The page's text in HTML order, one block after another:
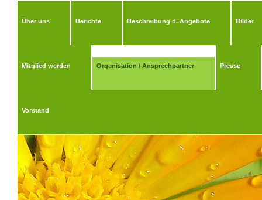
Über uns Berichte Beschreibung d. Angebote Bilder
Mitglied werden Organisation / Ansprechpartner Presse
Vorstand